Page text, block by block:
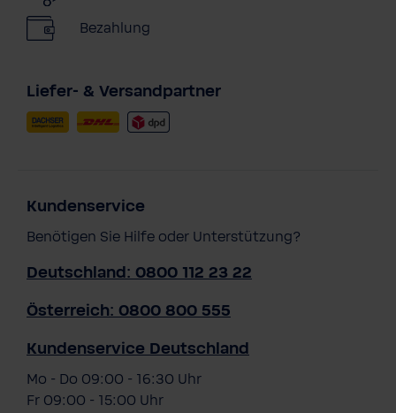
Bezahlung
Liefer- & Versandpartner
Kundenservice
Benötigen Sie Hilfe oder Unterstützung?
Deutschland: 0800 112 23 22
Österreich: 0800 800 555
Kundenservice Deutschland
Mo - Do 09:00 - 16:30 Uhr
Fr 09:00 - 15:00 Uhr